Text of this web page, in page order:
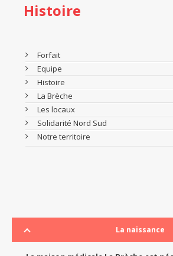
Histoire
Forfait
Equipe
Histoire
La Brèche
Les locaux
Solidarité Nord Sud
Notre territoire
La naissance